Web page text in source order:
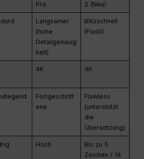
Pro
2 (Neu)
Langsamer
(hohe
Detailgenauig
keit)
Blitzschnell
(Flash)
4K 4K
Fortgeschritt
ene
Flawless
(unterstützt
die
Übersetzung)
Hoch
Bis zu 5
Zeichen / 14